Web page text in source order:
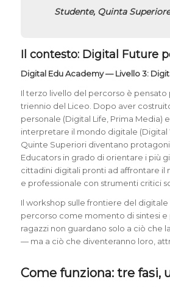
Studente, Quinta Superiore
Il contesto: Digital Future
Digital Edu Academy — Livello 3:
Il terzo livello del percorso è pensato
triennio del Liceo. Dopo aver
personale (Digital Life, Prima Media)
interpretare il mondo digitale (Digital
Quinte Superiori diventano
Educators in grado di orientare i più
cittadini digitali pronti ad affrontare il
e professionale con strumenti critici
Il workshop sulle frontiere del digitale
percorso come momento di sintesi e
ragazzi non guardano solo a ciò che
— ma a ciò che diventeranno loro,
Come funziona: tre fasi,